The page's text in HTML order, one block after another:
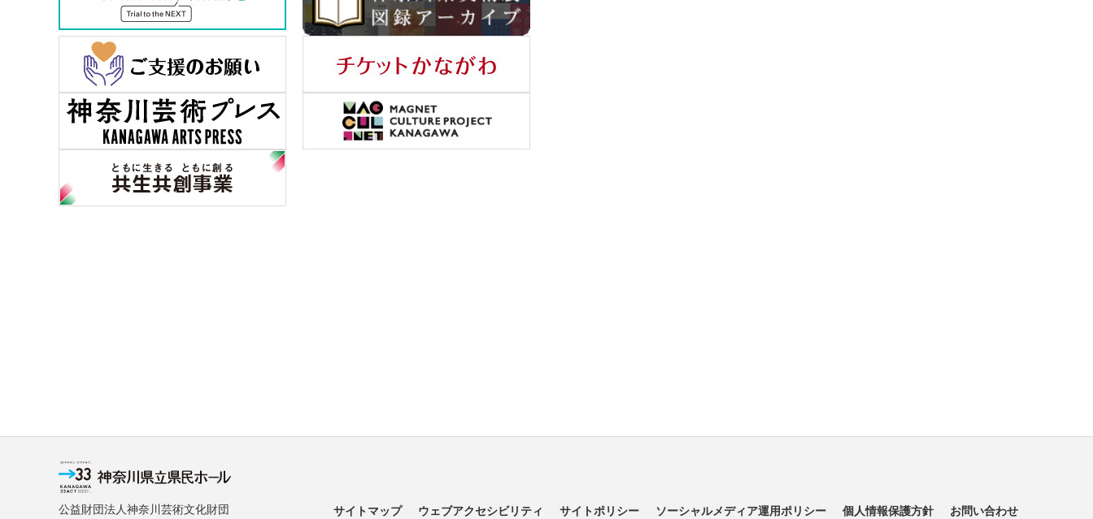
公益財団法人神奈川芸術文化財団 サイトマップ ウェブアクセシビリティ サイトポリシー ソーシャルメディア運用ポリシー 個人情報保護方針 お問い合わせ